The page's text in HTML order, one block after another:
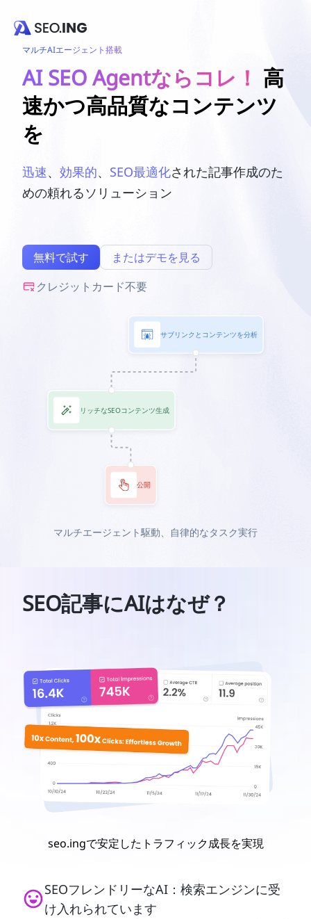
マルチAIエージェント搭載
AI SEO Agentならコレ！ 高
速かつ高品質なコンテンツ
を
迅速、 効果的、 SEO最適化された記事作成のた
めの頼れるソリューション
無料で試す
またはデモを見る
クレジットカード不要
サブリンクとコンテンツを分析
リッチなSEOコンテンツ生成
公開
マルチエージェント駆動、自律的なタスク実行
SEO記事にAIはなぜ？
seo.ingで安定したトラフィック成長を実現
SEOフレンドリーなAI：検索エンジンに受
け入れられています